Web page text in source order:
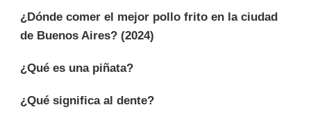
¿Dónde comer el mejor pollo frito en la ciudad
de Buenos Aires? (2024)
¿Qué es una piñata?
¿Qué significa al dente?